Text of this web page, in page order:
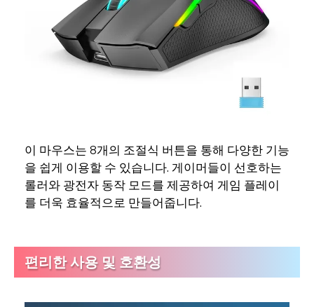
이 마우스는 8개의 조절식 버튼을 통해 다양한 기능
을 쉽게 이용할 수 있습니다. 게이머들이 선호하는
롤러와 광전자 동작 모드를 제공하여 게임 플레이
를 더욱 효율적으로 만들어줍니다.
편리한 사용 및 호환성